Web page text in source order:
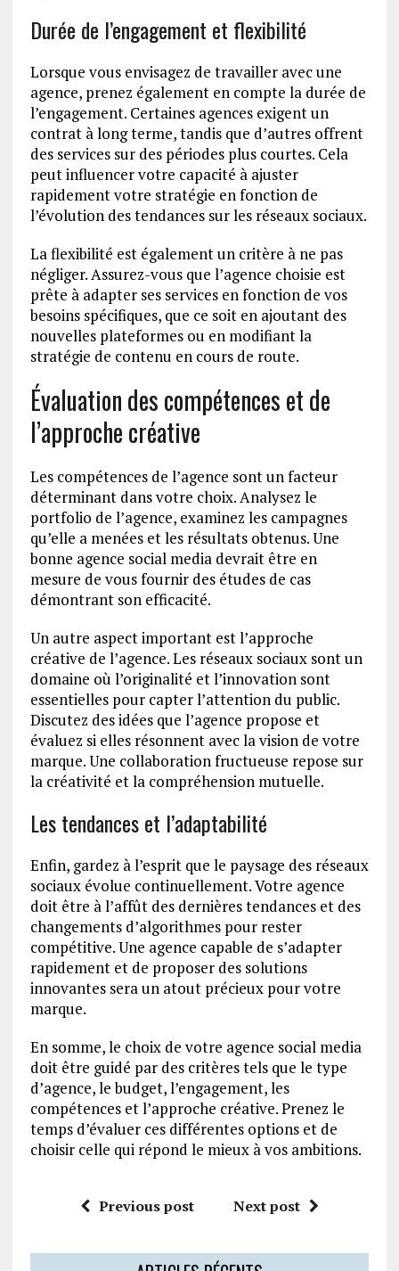
Durée de l’engagement et flexibilité
Lorsque vous envisagez de travailler avec une
agence, prenez également en compte la durée de
l’engagement. Certaines agences exigent un
contrat à long terme, tandis que d’autres offrent
des services sur des périodes plus courtes. Cela
peut influencer votre capacité à ajuster
rapidement votre stratégie en fonction de
l’évolution des tendances sur les réseaux sociaux.
La flexibilité est également un critère à ne pas
négliger. Assurez-vous que l’agence choisie est
prête à adapter ses services en fonction de vos
besoins spécifiques, que ce soit en ajoutant des
nouvelles plateformes ou en modifiant la
stratégie de contenu en cours de route.
Évaluation des compétences et de
l’approche créative
Les compétences de l’agence sont un facteur
déterminant dans votre choix. Analysez le
portfolio de l’agence, examinez les campagnes
qu’elle a menées et les résultats obtenus. Une
bonne agence social media devrait être en
mesure de vous fournir des études de cas
démontrant son efficacité.
Un autre aspect important est l’approche
créative de l’agence. Les réseaux sociaux sont un
domaine où l’originalité et l’innovation sont
essentielles pour capter l’attention du public.
Discutez des idées que l’agence propose et
évaluez si elles résonnent avec la vision de votre
marque. Une collaboration fructueuse repose sur
la créativité et la compréhension mutuelle.
Les tendances et l’adaptabilité
Enfin, gardez à l’esprit que le paysage des réseaux
sociaux évolue continuellement. Votre agence
doit être à l’affût des dernières tendances et des
changements d’algorithmes pour rester
compétitive. Une agence capable de s’adapter
rapidement et de proposer des solutions
innovantes sera un atout précieux pour votre
marque.
En somme, le choix de votre agence social media
doit être guidé par des critères tels que le type
d’agence, le budget, l’engagement, les
compétences et l’approche créative. Prenez le
temps d’évaluer ces différentes options et de
choisir celle qui répond le mieux à vos ambitions.
Previous post Next post